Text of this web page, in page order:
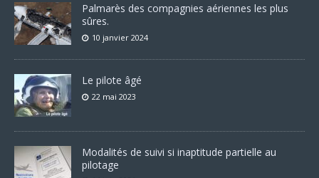
Palmarès des compagnies aériennes les plus
sûres.
10 janvier 2024
Le pilote âgé
22 mai 2023
Modalités de suivi si inaptitude partielle au
pilotage